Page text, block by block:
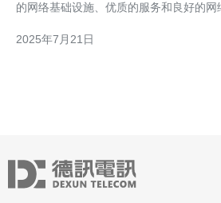
的网络基础设施、优质的服务和良好的
的网络基础设施和网络连接速度。香港
2025年7月21日